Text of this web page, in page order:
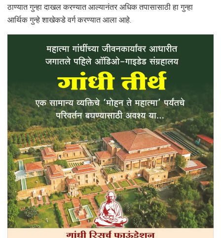
ठाण्यात गुन्हा दाखल करण्यात आल्यानंतर अधिक तपासासाठी हा गुन्हा
आर्थिक गुन्हे शाखेकडे वर्ग करण्यात आला आहे.